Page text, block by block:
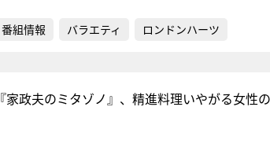
番組情報 バラエティ ロンドンハーツ
『家政夫のミタゾノ』、精進料理いやがる女性